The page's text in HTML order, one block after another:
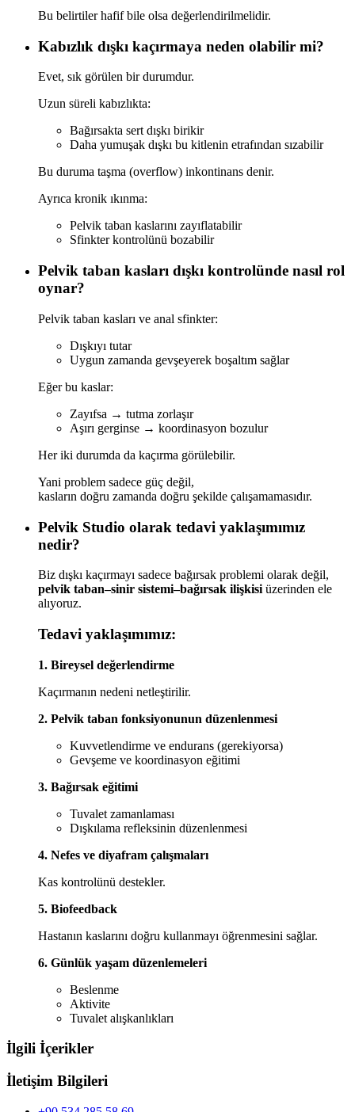
Bu belirtiler hafif bile olsa değerlendirilmelidir.
Kabızlık dışkı kaçırmaya neden olabilir mi?
Evet, sık görülen bir durumdur.
Uzun süreli kabızlıkta:
Bağırsakta sert dışkı birikir
Daha yumuşak dışkı bu kitlenin etrafından sızabilir
Bu duruma taşma (overflow) inkontinans denir.
Ayrıca kronik ıkınma:
Pelvik taban kaslarını zayıflatabilir
Sfinkter kontrolünü bozabilir
Pelvik taban kasları dışkı kontrolünde nasıl rol
oynar?
Pelvik taban kasları ve anal sfinkter:
Dışkıyı tutar
Uygun zamanda gevşeyerek boşaltım sağlar
Eğer bu kaslar:
Zayıfsa → tutma zorlaşır
Aşırı gerginse → koordinasyon bozulur
Her iki durumda da kaçırma görülebilir.
Yani problem sadece güç değil,
kasların doğru zamanda doğru şekilde çalışamamasıdır.
Pelvik Studio olarak tedavi yaklaşımımız
nedir?
Biz dışkı kaçırmayı sadece bağırsak problemi olarak değil,
pelvik taban–sinir sistemi–bağırsak ilişkisi üzerinden ele
alıyoruz.
Tedavi yaklaşımımız:
1. Bireysel değerlendirme
Kaçırmanın nedeni netleştirilir.
2. Pelvik taban fonksiyonunun düzenlenmesi
Kuvvetlendirme ve endurans (gerekiyorsa)
Gevşeme ve koordinasyon eğitimi
3. Bağırsak eğitimi
Tuvalet zamanlaması
Dışkılama refleksinin düzenlenmesi
4. Nefes ve diyafram çalışmaları
Kas kontrolünü destekler.
5. Biofeedback
Hastanın kaslarını doğru kullanmayı öğrenmesini sağlar.
6. Günlük yaşam düzenlemeleri
Beslenme
Aktivite
Tuvalet alışkanlıkları
İlgili İçerikler
İletişim Bilgileri